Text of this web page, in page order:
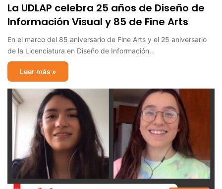
La UDLAP celebra 25 años de Diseño de
Información Visual y 85 de Fine Arts
En el marco del 85 aniversario de Fine Arts y el 25 aniversario
de la Licenciatura en Diseño de Información…
Leer más »